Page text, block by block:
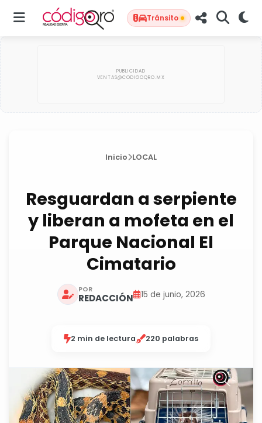
Tránsito
Inicio LOCAL
Resguardan a serpiente
y liberan a mofeta en el
Parque Nacional El
Cimatario
POR
REDACCIÓN 15 de junio, 2026
2 min de lectura 220 palabras